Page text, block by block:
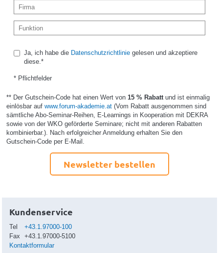
Ja, ich habe die Datenschutzrichtliniegelesen und akzeptiere
diese.*
* Pflichtfelder
** Der Gutschein-Code hat einen Wert von 15 % Rabatt und ist einmalig
einlösbar auf www.forum-akademie.at(Vom Rabatt ausgenommen sind
sämtliche Abo-Seminar-Reihen, E-Learnings in Kooperation mit DEKRA
sowie von der WKO geförderte Seminare; nicht mit anderen Rabatten
kombinierbar.). Nach erfolgreicher Anmeldung erhalten Sie den
Gutschein-Code per E-Mail.
Newsletter bestellen
Kundenservice
Tel
+43.1.97000-100
Fax
+43.1.97000-5100
Kontaktformular